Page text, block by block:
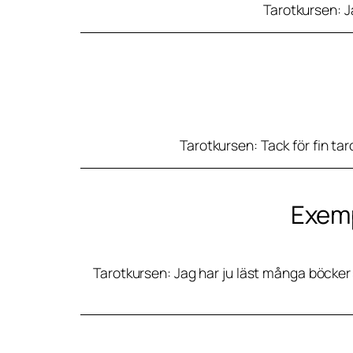
Tarotkursen:
Tarotkursen: Tack för fin
Tarotkursen: Jag har ju läst många